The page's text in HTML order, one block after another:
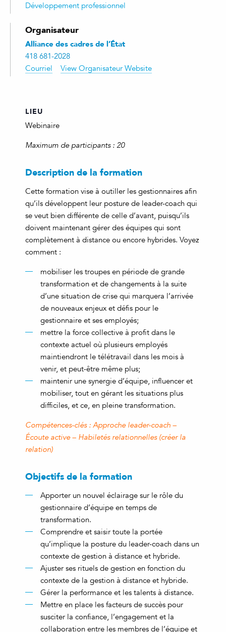
Développement professionnel
Organisateur
Alliance des cadres de l’État
418 681-2028
Courriel
View Organisateur Website
LIEU
Webinaire
Maximum de participants : 20
Description de la formation
Cette formation vise à outiller les gestionnaires afin
qu’ils développent leur posture de leader-coach qui
se veut bien différente de celle d’avant, puisqu’ils
doivent maintenant gérer des équipes qui sont
complètement à distance ou encore hybrides. Voyez
comment :
mobiliser les troupes en période de grande
transformation et de changements à la suite
d’une situation de crise qui marquera l’arrivée
de nouveaux enjeux et défis pour le
gestionnaire et ses employés;
mettre la force collective à profit dans le
contexte actuel où plusieurs employés
maintiendront le télétravail dans les mois à
venir, et peut-être même plus;
maintenir une synergie d’équipe, influencer et
mobiliser, tout en gérant les situations plus
difficiles, et ce, en pleine transformation.
Compétences-clés : Approche leader-coach –
Écoute active – Habiletés relationnelles (créer la
relation)
Objectifs de la formation
Apporter un nouvel éclairage sur le rôle du
gestionnaire d’équipe en temps de
transformation.
Comprendre et saisir toute la portée
qu’implique la posture du leader-coach dans un
contexte de gestion à distance et hybride.
Ajuster ses rituels de gestion en fonction du
contexte de la gestion à distance et hybride.
Gérer la performance et les talents à distance.
Mettre en place les facteurs de succès pour
susciter la confiance, l’engagement et la
collaboration entre les membres de l’équipe et